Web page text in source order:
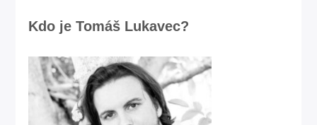
Kdo je Tomáš Lukavec?